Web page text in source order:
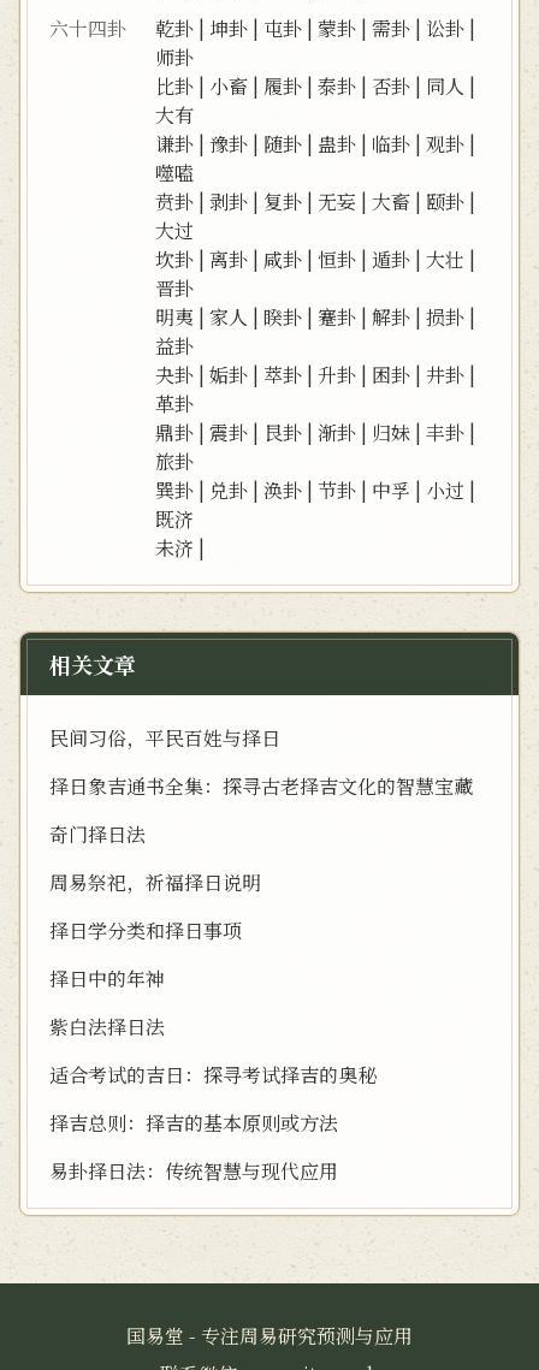
六十四卦
乾卦 | 坤卦 | 屯卦 |蒙卦 |需卦 | 讼卦 |
师卦
比卦 | 小畜 | 履卦 |泰卦 | 否卦 | 同人 |
大有
谦卦 |豫卦 | 随卦 | 蛊卦 | 临卦 |观卦 |
噬嗑
贲卦 | 剥卦 | 复卦 | 无妄 |大畜 | 颐卦 |
大过
坎卦 |离卦 | 咸卦 |恒卦 |遁卦 |大壮 |
晋卦
明夷 |家人 |睽卦 | 蹇卦 |解卦 |损卦 |
益卦
夬卦 |姤卦 | 萃卦 |升卦 | 困卦 |井卦 |
革卦
鼎卦 |震卦 | 艮卦 |渐卦 | 归妹 |丰卦 |
旅卦
巽卦 | 兑卦 |涣卦 |节卦 | 中孚 | 小过 |
既济
未济 |
相关文章
民间习俗，平民百姓与择日
择日象吉通书全集：探寻古老择吉文化的智慧宝藏
奇门择日法
周易祭祀，祈福择日说明
择日学分类和择日事项
择日中的年神
紫白法择日法
适合考试的吉日：探寻考试择吉的奥秘
择吉总则：择吉的基本原则或方法
易卦择日法：传统智慧与现代应用
国易堂 - 专注周易研究预测与应用